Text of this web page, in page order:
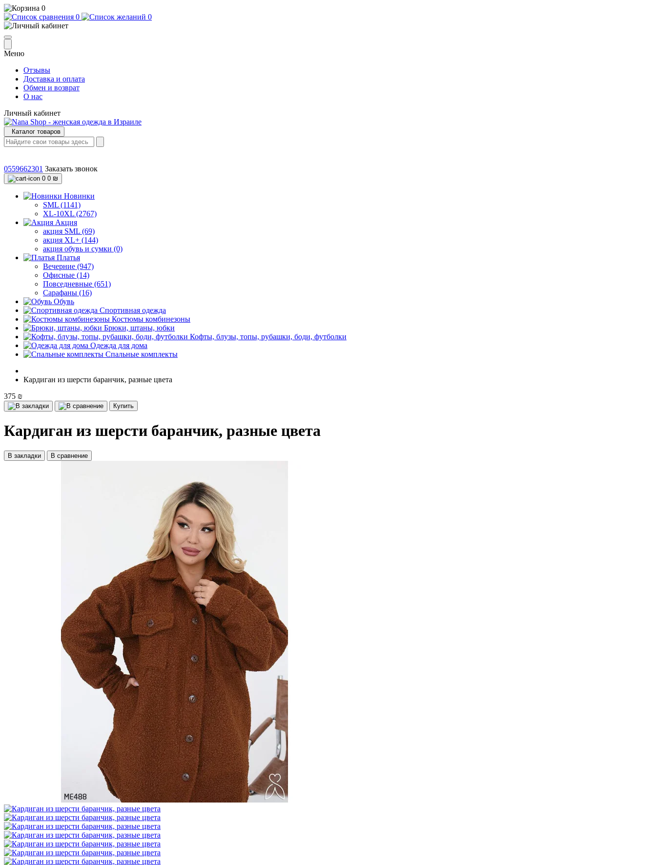
0
0
0
Меню
Отзывы
Доставка и оплата
Обмен и возврат
О нас
Личный кабинет
Каталог товаров
0559662301 Заказать звонок
0 0 ₪
Новинки
SML (1141)
XL-10XL (2767)
Акция
акция SML (69)
акция XL+ (144)
акция обувь и сумки (0)
Платья
Вечерние (947)
Офисные (14)
Повседневные (651)
Сарафаны (16)
Обувь
Спортивная одежда
Костюмы комбинезоны
Брюки, штаны, юбки
Кофты, блузы, топы, рубашки, боди, футболки
Одежда для дома
Спальные комплекты
Кардиган из шерсти баранчик, разные цвета
375 ₪
Купить
Кардиган из шерсти баранчик, разные цвета
В закладки В сравнение